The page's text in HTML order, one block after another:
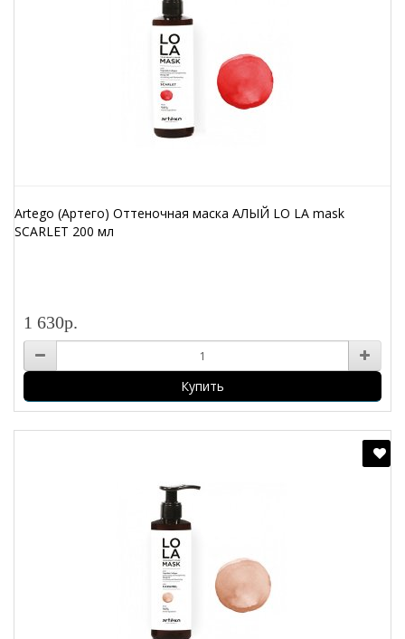
Artego (Артего) Оттеночная маска АЛЫЙ LO LA mask
SCARLET 200 мл
1 630р.
Купить